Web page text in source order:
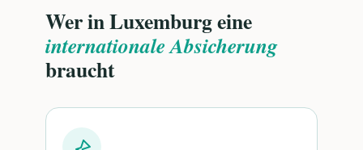
Wer in Luxemburg eine
internationale Absicherung
braucht